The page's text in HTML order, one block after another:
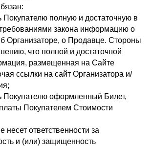
Покупателю полную и достаточную в
требованиями закона информацию о
Организаторе, о Продавце. Стороны
что полной и достаточной
размещенная на Сайте
ссылки на сайт Организатора и/
Покупателю оформленный Билет,
Покупателем Стоимости
несет ответственности за
и (или) защищенность